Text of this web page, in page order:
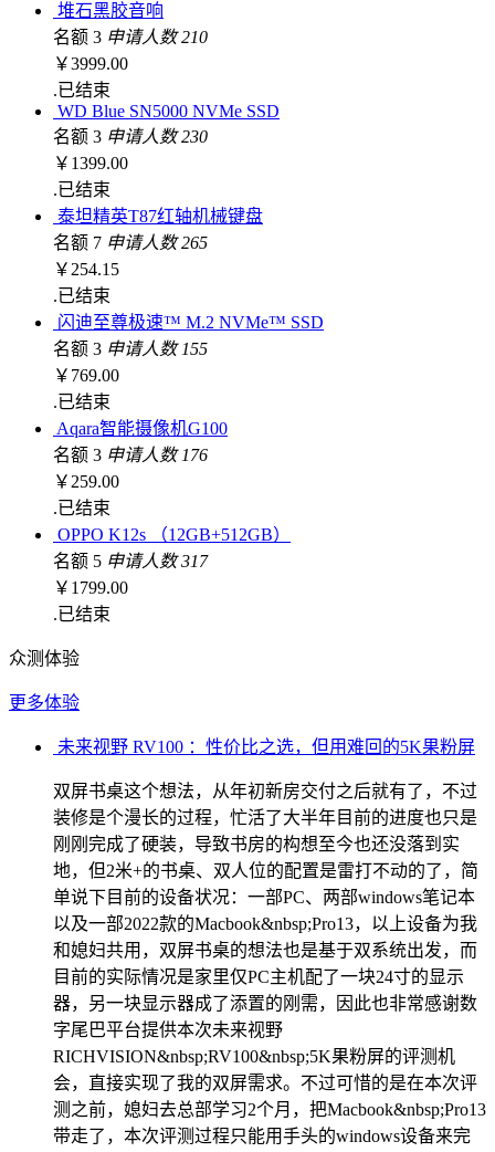
堆⽯⿊胶⾳响
名额 3 申请人数 210
￥3999.00
.已结束
WD Blue SN5000 NVMe SSD
名额 3 申请人数 230
￥1399.00
.已结束
泰坦精英T87红轴机械键盘
名额 7 申请人数 265
￥254.15
.已结束
闪迪至尊极速™ M.2 NVMe™ SSD
名额 3 申请人数 155
￥769.00
.已结束
Aqara智能摄像机G100
名额 3 申请人数 176
￥259.00
.已结束
OPPO K12s （12GB+512GB）
名额 5 申请人数 317
￥1799.00
.已结束
众测体验
更多体验
未来视野 RV100 ：性价比之选，但用难回的5K果粉屏
双屏书桌这个想法，从年初新房交付之后就有了，不过
装修是个漫长的过程，忙活了大半年目前的进度也只是
刚刚完成了硬装，导致书房的构想至今也还没落到实
地，但2米+的书桌、双人位的配置是雷打不动的了，简
单说下目前的设备状况：一部PC、两部windows笔记本
以及一部2022款的Macbook&nbsp;Pro13，以上设备为我
和媳妇共用，双屏书桌的想法也是基于双系统出发，而
目前的实际情况是家里仅PC主机配了一块24寸的显示
器，另一块显示器成了添置的刚需，因此也非常感谢数
字尾巴平台提供本次未来视野
RICHVISION&nbsp;RV100&nbsp;5K果粉屏的评测机
会，直接实现了我的双屏需求。不过可惜的是在本次评
测之前，媳妇去总部学习2个月，把Macbook&nbsp;Pro13
带走了，本次评测过程只能用手头的windows设备来完